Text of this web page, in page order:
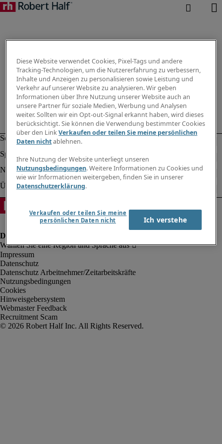
Impressum
Datenschutz
Datenschutz Arbeitnehmer/Zeitarbeitskräfte
Nutzungsbedingungen
Cookies
Hinweisgebersystem
Webmaster Feedback
Recruitment Scam
Diese Website verwendet Cookies, Pixel-Tags und andere
Tracking-Technologien, um die Nutzererfahrung zu verbessern,
Inhalte und Anzeigen zu personalisieren sowie Leistung und
Verkehr auf unserer Website zu analysieren. Wir geben
Informationen über Ihre Nutzung unserer Website auch an
unsere Partner für soziale Medien, Werbung und Analysen
weiter. Sollten wir ein Opt-out-Signal erkannt haben, wird dieses
berücksichtigt. Sie können die Verwendung bestimmter Cookies
über den LinkVerkaufen oder teilen Sie meine persönlichen
Daten nichtablehnen.
Ihre Nutzung der Website unterliegt unseren
Nutzungsbedingungen. Weitere Informationen zu Cookies und
wie wir Informationen weitergeben, finden Sie in unserer
Datenschutzerklärung.
Verkaufen oder teilen Sie meine
persönlichen Daten nicht
Ich verstehe